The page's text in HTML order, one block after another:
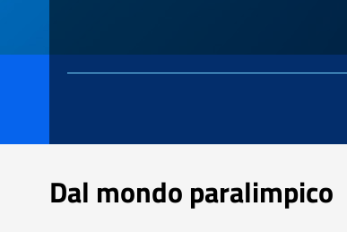
Dal mondo paralimpico